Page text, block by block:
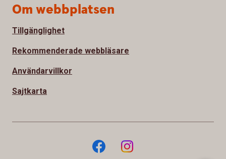
Om webbplatsen
Tillgänglighet
Rekommenderade webbläsare
Användarvillkor
Sajtkarta